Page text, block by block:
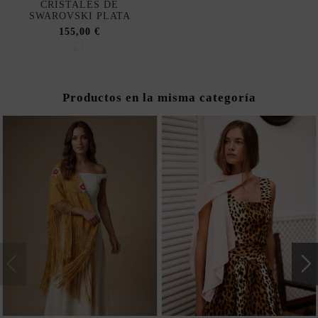
CRISTALES DE
SWAROVSKI PLATA
155,00 €
Productos en la misma categoría